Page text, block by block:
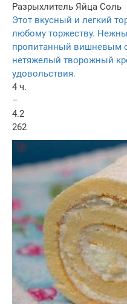
Разрыхлитель Яйца Соль
Этот вкусный и легкий
любому торжеству.
пропитанный вишневым
нетяжелый творожный
удовольствия.
4 ч.
–
4.2
262